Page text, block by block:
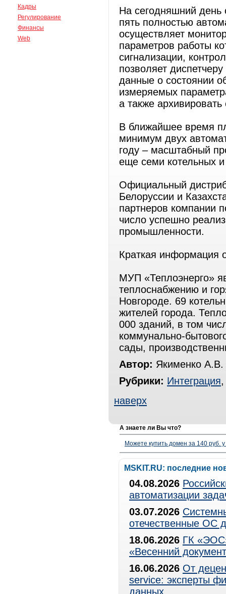
Кадры
Регулирование
Финансы
Web
На сегодняшний день
пять полностью
осуществляет
параметров работы
сигнализации,
позволяет
данные о состоянии
измеряемых
а также архивировать
В ближайшее время
минимум двух
году – масштабный
еще семи котельных
Официальный
Белоруссии и
партнеров компании
число успешно
промышленности.
Краткая информация
МУП «Теплоэнерго»
теплоснабжению и
Новгороде. 69
жителей города.
000 зданий, в том
коммунально-
сады,
Автор: Якименко А.В.
Рубрики: Интеграция
наверх
А знаете ли Вы что?
Можете купить домен за 140 руб.
MSKIT.RU: последние
04.08.2026
автоматизации
03.07.2026
отечественные ОС
18.06.2026 ГК
«Весенний
16.06.2026 От
service: эксперты
данных